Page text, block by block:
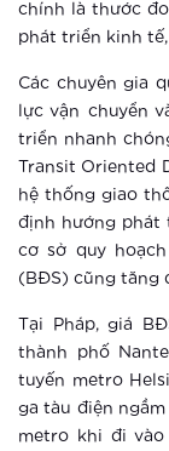
chính là thước
phát triển kinh
Các chuyên gia
lực vận chuyển
triển nhanh
Transit
hệ thống giao
định hướng phát
cơ sở quy
(BĐS) cũng tăng
Tại Pháp, giá
thành phố
tuyến metro
ga tàu điện ngầm
metro khi đi